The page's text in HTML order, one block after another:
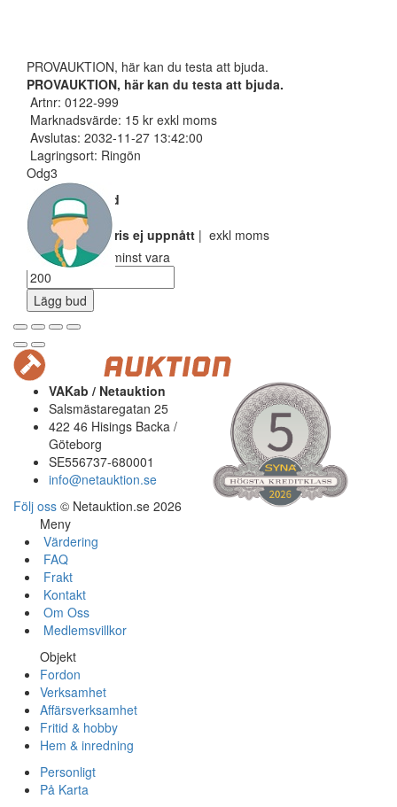
PROVAUKTION, här kan du testa att bjuda.
PROVAUKTION, här kan du testa att bjuda.
Artnr: 0122-999
Marknadsvärde: 15 kr exkl moms
Avslutas: 2032-11-27 13:42:00
Lagringsort: Ringön
Odg3
Nuvarande bud
100 SEK
Reservarionspris ej uppnått | exkl moms
Ditt bud måste minst vara
Lägg bud
VAKab / Netauktion
Salsmästaregatan 25
422 46 Hisings Backa /
Göteborg
SE556737-680001
info@netauktion.se
Följ oss © Netauktion.se 2026
Meny
Värdering
FAQ
Frakt
Kontakt
Om Oss
Medlemsvillkor
Objekt
Fordon
Verksamhet
Affärsverksamhet
Fritid & hobby
Hem & inredning
Personligt
På Karta